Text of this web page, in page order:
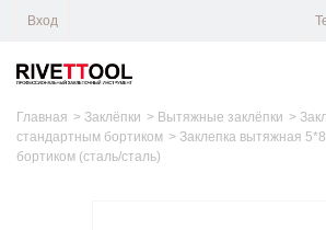
Вход
Главная > Заклёпки > Вытяжные заклёпки >
стандартным бортиком > Заклепка вытяжная
бортиком (сталь/сталь)